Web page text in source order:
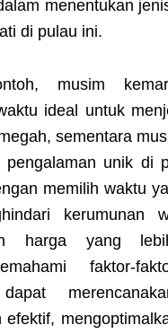
menentukan
di pulau ini.
musim
ideal untuk
sementara
pengalaman unik di
memilih waktu
kerumunan
harga yang
faktor-
efektif,